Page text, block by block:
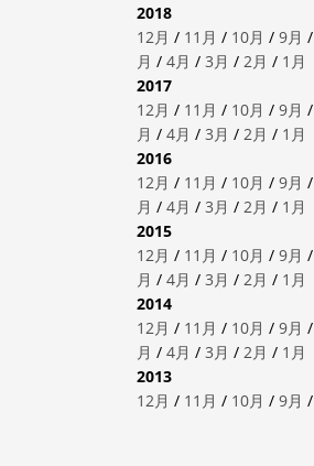
2018
12月 / 11月 / 10月 / 9月 /
月 / 4月 / 3月 / 2月 / 1月
2017
12月 / 11月 / 10月 / 9月 /
月 / 4月 / 3月 / 2月 / 1月
2016
12月 / 11月 / 10月 / 9月 /
月 / 4月 / 3月 / 2月 / 1月
2015
12月 / 11月 / 10月 / 9月 /
月 / 4月 / 3月 / 2月 / 1月
2014
12月 / 11月 / 10月 / 9月 /
月 / 4月 / 3月 / 2月 / 1月
2013
12月 / 11月 / 10月 / 9月 /